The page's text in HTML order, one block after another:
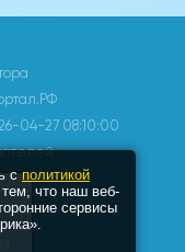
сполитикой
что наш веб-
сервисы
04-27 08:10:00